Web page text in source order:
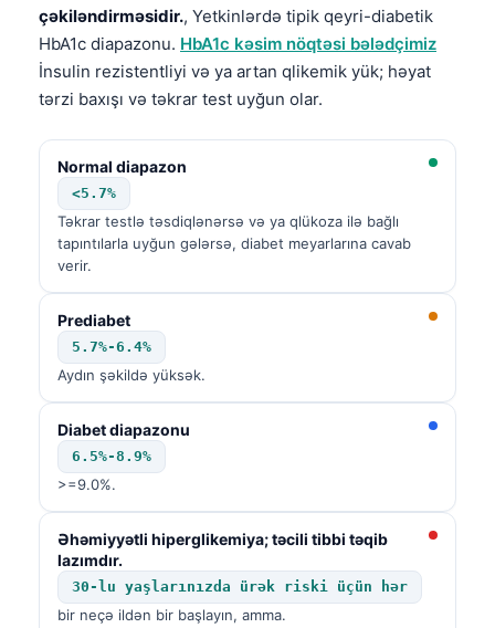
çəkiləndirməsidir., Yetkinlərdə tipik qeyri-diabetik
HbA1c diapazonu. HbA1c kəsim nöqtəsi bələdçimiz
İnsulin rezistentliyi və ya artan qlikemik yük; həyat
tərzi baxışı və təkrar test uyğun olar.
Normal diapazon
<5.7%
Təkrar testlə təsdiqlənərsə və ya qlükoza ilə bağlı
tapıntılarla uyğun gələrsə, diabet meyarlarına cavab
verir.
Prediabet
5.7%-6.4%
Aydın şəkildə yüksək.
Diabet diapazonu
6.5%-8.9%
>=9.0%.
Əhəmiyyətli hiperglikemiya; təcili tibbi təqib
lazımdır.
30-lu yaşlarınızda ürək riski üçün hər
bir neçə ildən bir başlayın, amma.